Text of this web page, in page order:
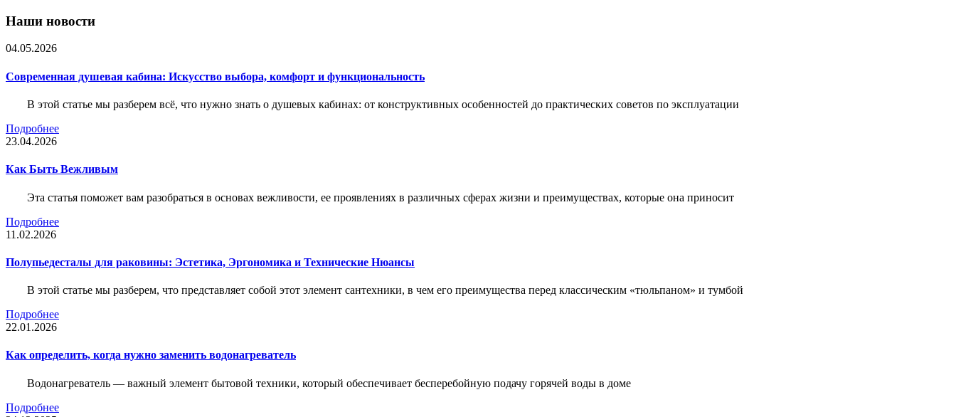
Наши новости
04.05.2026
Современная душевая кабина: Искусство выбора, комфорт и функциональность
В этой статье мы разберем всё, что нужно знать о душевых кабинах: от конструктивных особенностей до практических советов по эксплуатации
Подробнее
23.04.2026
Как Быть Вежливым
Эта статья поможет вам разобраться в основах вежливости, ее проявлениях в различных сферах жизни и преимуществах, которые она приносит
Подробнее
11.02.2026
Полупьедесталы для раковины: Эстетика, Эргономика и Технические Нюансы
В этой статье мы разберем, что представляет собой этот элемент сантехники, в чем его преимущества перед классическим «тюльпаном» и тумбой
Подробнее
22.01.2026
Как определить, когда нужно заменить водонагреватель
Водонагреватель — важный элемент бытовой техники, который обеспечивает бесперебойную подачу горячей воды в доме
Подробнее